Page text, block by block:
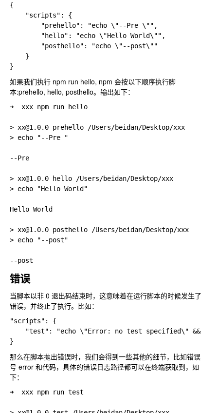
{
    "scripts": {
        "prehello": "echo \"--Pre \"",
        "hello": "echo \"Hello World\"",
        "posthello": "echo \"--post\""
    }
如果我们执行 npm run hello, npm 会按以下顺序执行脚
本:prehello, hello, posthello。输出如下：
➜  xxx npm run hello
> xx@1.0.0 prehello /Users/beidan/Desktop/xxx
> echo "--Pre "
--Pre
> xx@1.0.0 hello /Users/beidan/Desktop/xxx
> echo "Hello World"
Hello World
> xx@1.0.0 posthello /Users/beidan/Desktop/xxx
> echo "--post"
错误
当脚本以非 0 退出码结束时，这意味着在运行脚本的时候发生了
错误，并终止了执行。比如：
"scripts": {
"test": "echo \"Error: no test specified\" &&
那么在脚本抛出错误时，我们会得到一些其他的细节，比如错误
号 error 和代码，具体的错误日志路径都可以在终端获取到，如
下：
➜  xxx npm run test